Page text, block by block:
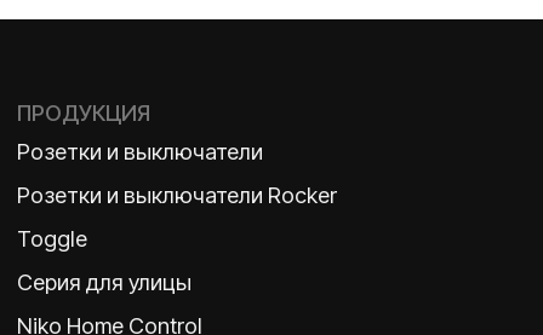
Политика конфиденциальности
ООО «Бельгийская электротехника»
ВКОНТАКТЕ